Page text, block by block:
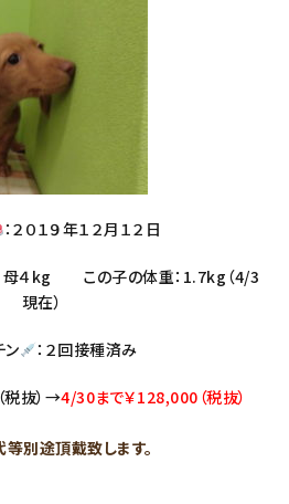
：２０１９年１２月１２日
４kg この子の体重：1.7kg（4/3
現在）
：２回接種済み
税抜）→4/30まで￥128,000（税抜）
別途頂戴致します。